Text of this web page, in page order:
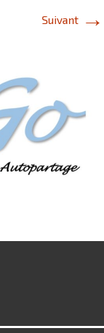
Suivant →